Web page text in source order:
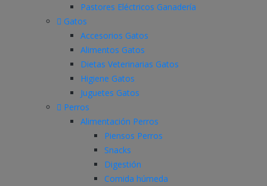
Pastores Eléctricos Ganadería
Gatos
Accesorios Gatos
Alimentos Gatos
Dietas Veterinarias Gatos
Higiene Gatos
Juguetes Gatos
Perros
Alimentación Perros
Piensos Perros
Snacks
Digestión
Comida húmeda